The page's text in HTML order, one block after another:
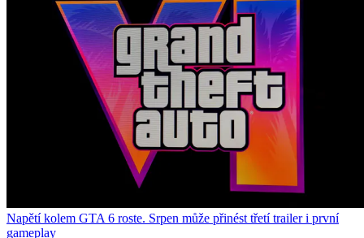
Napětí kolem GTA 6 roste. Srpen může přinést třetí trailer i první
gameplay